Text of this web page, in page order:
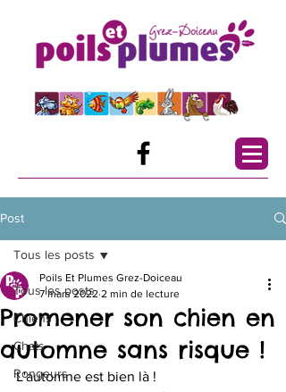
Post
Tous les posts
Chiens
Chats
Rongeurs
Tous les posts
Promener son chien en
automne sans risque !
Poils Et Plumes Grez-Doiceau
7 mars 2022 2 min de lecture
L'automne est bien là !